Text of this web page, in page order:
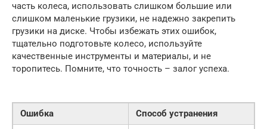
часть колеса, использовать слишком большие или
слишком маленькие грузики, не надежно закрепить
грузики на диске. Чтобы избежать этих ошибок,
тщательно подготовьте колесо, используйте
качественные инструменты и материалы, и не
торопитесь. Помните, что точность – залог успеха.
Ошибка
Способ устранения